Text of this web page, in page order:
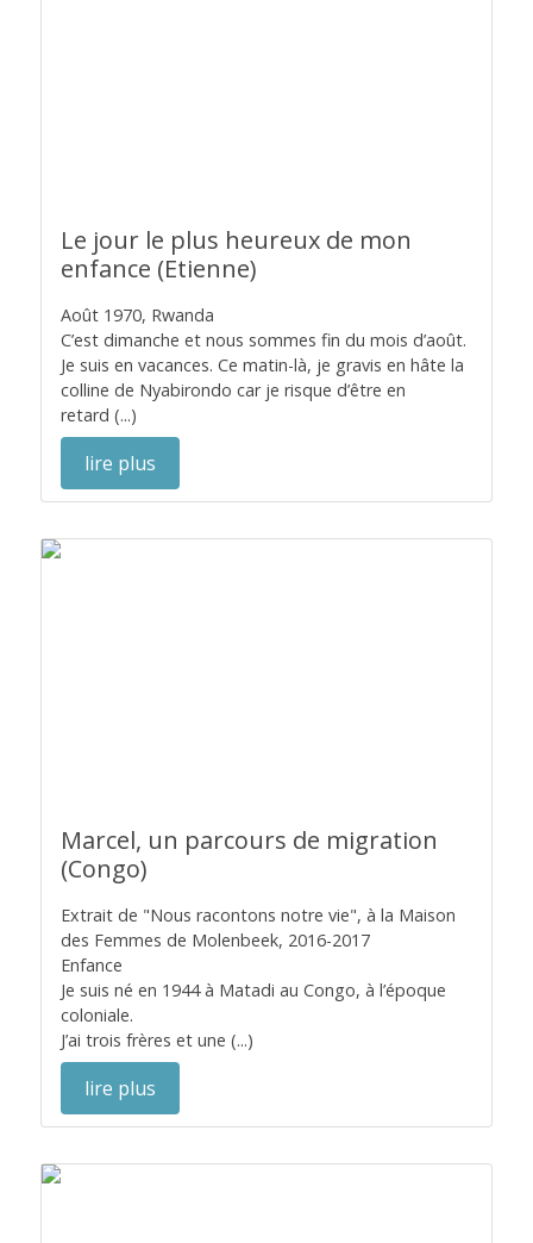
Le jour le plus heureux de mon
enfance (Etienne)
Août 1970, Rwanda
C’est dimanche et nous sommes fin du mois d’août.
Je suis en vacances. Ce matin-là, je gravis en hâte la
colline de Nyabirondo car je risque d’être en
retard (...)
lire plus
Marcel, un parcours de migration
(Congo)
Extrait de "Nous racontons notre vie", à la Maison
des Femmes de Molenbeek, 2016-2017
Enfance
Je suis né en 1944 à Matadi au Congo, à l’époque
coloniale.
J’ai trois frères et une (...)
lire plus